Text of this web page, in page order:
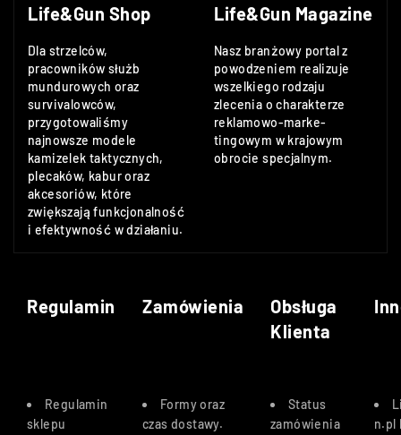
Life&Gun Shop
Dla strzelców,
pracowników służb
mundurowych oraz
survivalowców,
przygotowaliśmy
najnowsze modele
kamizelek taktycznych,
plecaków, kabur oraz
akcesoriów, które
zwiększają funkcjonalność
i efektywność w działaniu.
Life&Gun Magazine
Nasz branżowy portal z
powodzeniem realizuje
wszelkiego rodzaju
zlecenia o charakterze
reklamowo-marke-
tingowym w krajowym
obrocie specjalnym.
Regulamin Zamówienia
Obsługa
Klienta
Regulamin
sklepu
Formy oraz
czas dostawy.
Status
zamówienia
n.pl